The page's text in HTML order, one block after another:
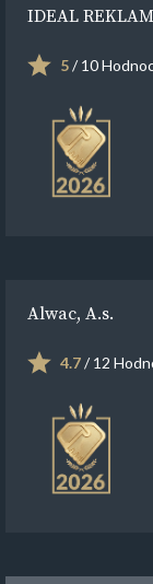
IDEAL
5/ 10
Alwac, A.s.
4.7/ 12